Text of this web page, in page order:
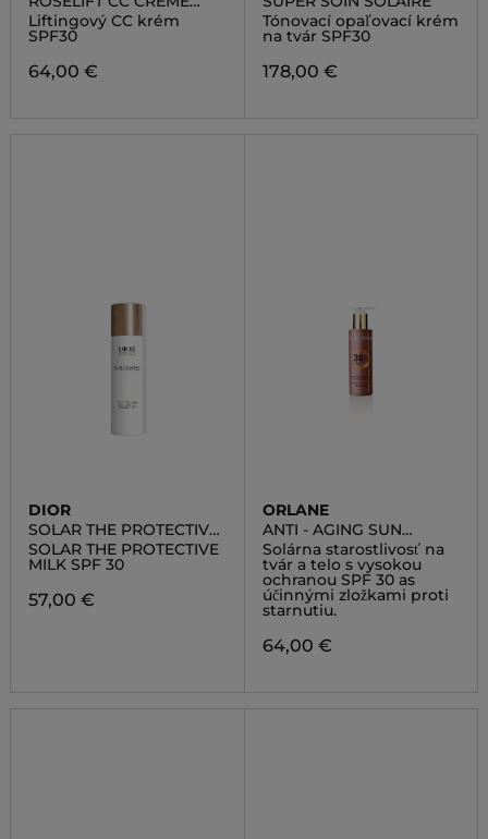
LIFTANTE SPF30
Liftingový CC krém
SPF30
64,00 €
Tónovací opaľovací krém
na tvár SPF30
178,00 €
DIOR
SOLAR THE PROTECTIVE
MILK SPF 30
SOLAR THE PROTECTIVE
MILK SPF 30
57,00 €
ORLANE
ANTI - AGING SUN
CREAM FACE AND BODY
SPF 30
Solárna starostlivosť na
tvár a telo s vysokou
ochranou SPF 30 as
účinnými zložkami proti
starnutiu.
64,00 €